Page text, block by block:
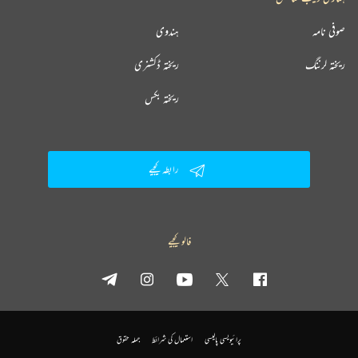
ہندوی صوفی نامہ
ریختہ ڈکشنری ریختہ لرننگ
ریختہ بکس
رابطہ کیجیے
فالو کیجیے
پرائیویسی پالیسی استعمال کی شرائط جملہ حقوق